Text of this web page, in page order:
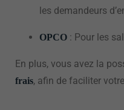
les demandeurs
OPCO : Pour les
En plus, vous avez la
frais, afin de faciliter